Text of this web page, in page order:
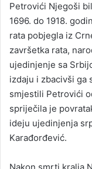
Petrovići Njegoši
1696. do 1918.
rata pobjegla iz
završetka rata,
ujedinjenje sa
izdaju i zbacivši ga
smjestili Petrovići
spriječila je
ideju ujedinjenja
Karađorđević.